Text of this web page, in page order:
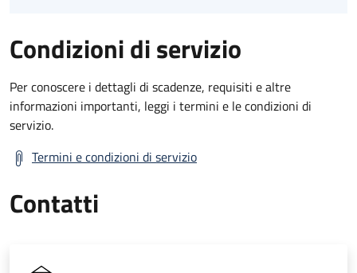
Condizioni di servizio
Per conoscere i dettagli di scadenze, requisiti e altre
informazioni importanti, leggi i termini e le condizioni di
servizio.
Termini e condizioni di servizio
Contatti